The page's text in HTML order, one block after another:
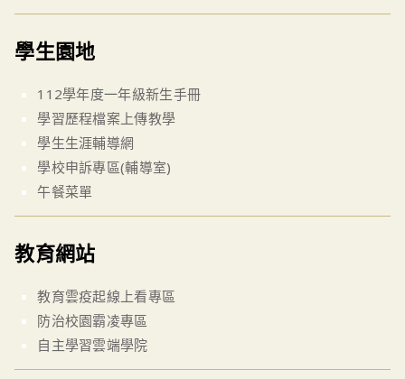
學生園地
112學年度一年級新生手冊
學習歷程檔案上傳教學
學生生涯輔導網
學校申訴專區(輔導室)
午餐菜單
教育網站
教育雲疫起線上看專區
防治校園霸凌專區
自主學習雲端學院